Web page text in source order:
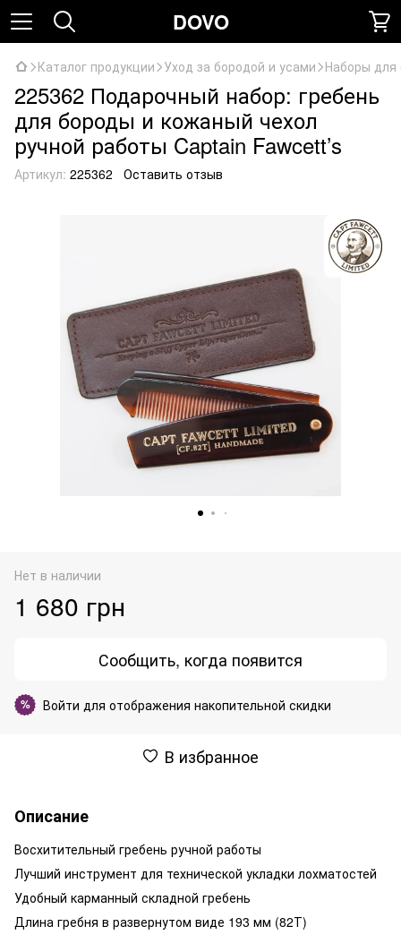
DOVO
Каталог продукции Уход за бородой и усами Наборы для
225362 Подарочный набор: гребень
для бороды и кожаный чехол
ручной работы Captain Fawcett’s
Артикул: 225362 Оставить отзыв
Нет в наличии
1 680 грн
Сообщить, когда появится
% Войти для отображения накопительной скидки
В избранное
Описание
Восхитительный гребень ручной работы
Лучший инструмент для технической укладки лохматостей
Удобный карманный складной гребень
Длина гребня в развернутом виде 193 мм (82Т)